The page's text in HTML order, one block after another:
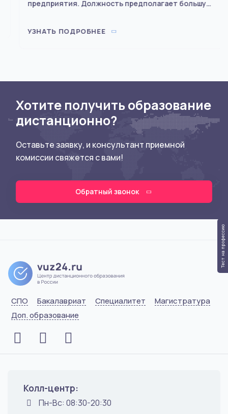
предприятия. Должность предполагает большую
кругом задач
УЗНАТЬ ПОДРОБНЕЕ
Хотите получить образование
дистанционно?
Оставьте заявку, и консультант приемной
комиссии свяжется с вами!
Обратный звонок
СПО Бакалавриат Специалитет
Магистратура
Доп. образование
Колл-центр:
Пн-Вс: 08:30-20:30
Тест на профессию